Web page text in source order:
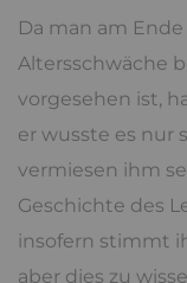
Da man am
Altersschwäche
vorgesehen ist,
er wusste es nur
vermiesen ihm
Geschichte des
insofern stimmt
aber dies zu